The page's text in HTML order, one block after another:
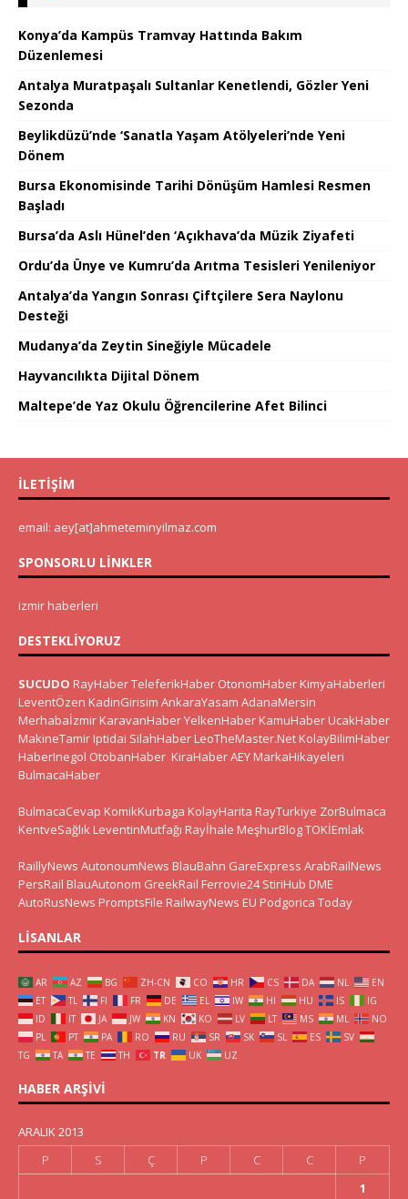
Konya’da Kampüs Tramvay Hattında Bakım
Düzenlemesi
Antalya Muratpaşalı Sultanlar Kenetlendi, Gözler Yeni
Sezonda
Beylikdüzü’nde ‘Sanatla Yaşam Atölyeleri’nde Yeni
Dönem
Bursa Ekonomisinde Tarihi Dönüşüm Hamlesi Resmen
Başladı
Bursa’da Aslı Hünel’den ‘Açıkhava’da Müzik Ziyafeti
Ordu’da Ünye ve Kumru’da Arıtma Tesisleri Yenileniyor
Antalya’da Yangın Sonrası Çiftçilere Sera Naylonu
Desteği
Mudanya’da Zeytin Sineğiyle Mücadele
Hayvancılıkta Dijital Dönem
Maltepe’de Yaz Okulu Öğrencilerine Afet Bilinci
İLETIŞIM
email: aey[at]ahmeteminyilmaz.com
SPONSORLU LINKLER
izmir haberleri
DESTEKLIYORUZ
SUCUDO RayHaberTeleferikHaber OtonomHaber KimyaHaberleri
LeventÖzen KadinGirisim AnkaraYasam AdanaMersin
Merhabaİzmir KaravanHaberYelkenHaber KamuHaber UcakHaber
MakineTamir Iptidai SilahHaber LeoTheMaster.Net KolayBilimHaber
HaberInegol OtobanHaber KiraHaberAEY MarkaHikayeleri
BulmacaHaber
BulmacaCevap KomikKurbaga KolayHarita RayTurkiye ZorBulmaca
KentveSağlık LeventinMutfağı Rayİhale MeşhurBlogTOKİEmlak
RaillyNews AutonoumNews BlauBahn GareExpress ArabRailNews
PersRail BlauAutonom GreekRail Ferrovie24 StiriHub DME
AutoRusNews PromptsFile RailwayNews EU Podgorica Today
LISANLAR
AR AZ BG ZH-CN CO HR CS DA NL
EN
ET
TL FI FR DE EL IW HI HU IS
IG
ID
IT JA JW KN KO LV LT MS ML
NO
PL
PT PA RO RU SR SK SL ES
SV
TG
TA TE TH TR UK UZ
HABER ARŞIVI
ARALIK 2013
P
S Ç P C C
P
1